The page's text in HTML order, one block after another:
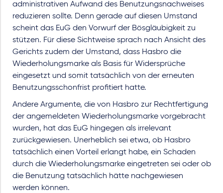
administrativen Aufwand des Benutzungsnachweises
reduzieren sollte. Denn gerade auf diesen Umstand
scheint das EuG den Vorwurf der Bösgläubigkeit zu
stützen. Für diese Sichtweise sprach nach Ansicht des
Gerichts zudem der Umstand, dass Hasbro die
Wiederholungsmarke als Basis für Widersprüche
eingesetzt und somit tatsächlich von der erneuten
Benutzungsschonfrist profitiert hatte.
Andere Argumente, die von Hasbro zur Rechtfertigung
der angemeldeten Wiederholungsmarke vorgebracht
wurden, hat das EuG hingegen als irrelevant
zurückgewiesen. Unerheblich sei etwa, ob Hasbro
tatsächlich einen Vorteil erlangt habe, ein Schaden
durch die Wiederholungsmarke eingetreten sei oder ob
die Benutzung tatsächlich hätte nachgewiesen
werden können.